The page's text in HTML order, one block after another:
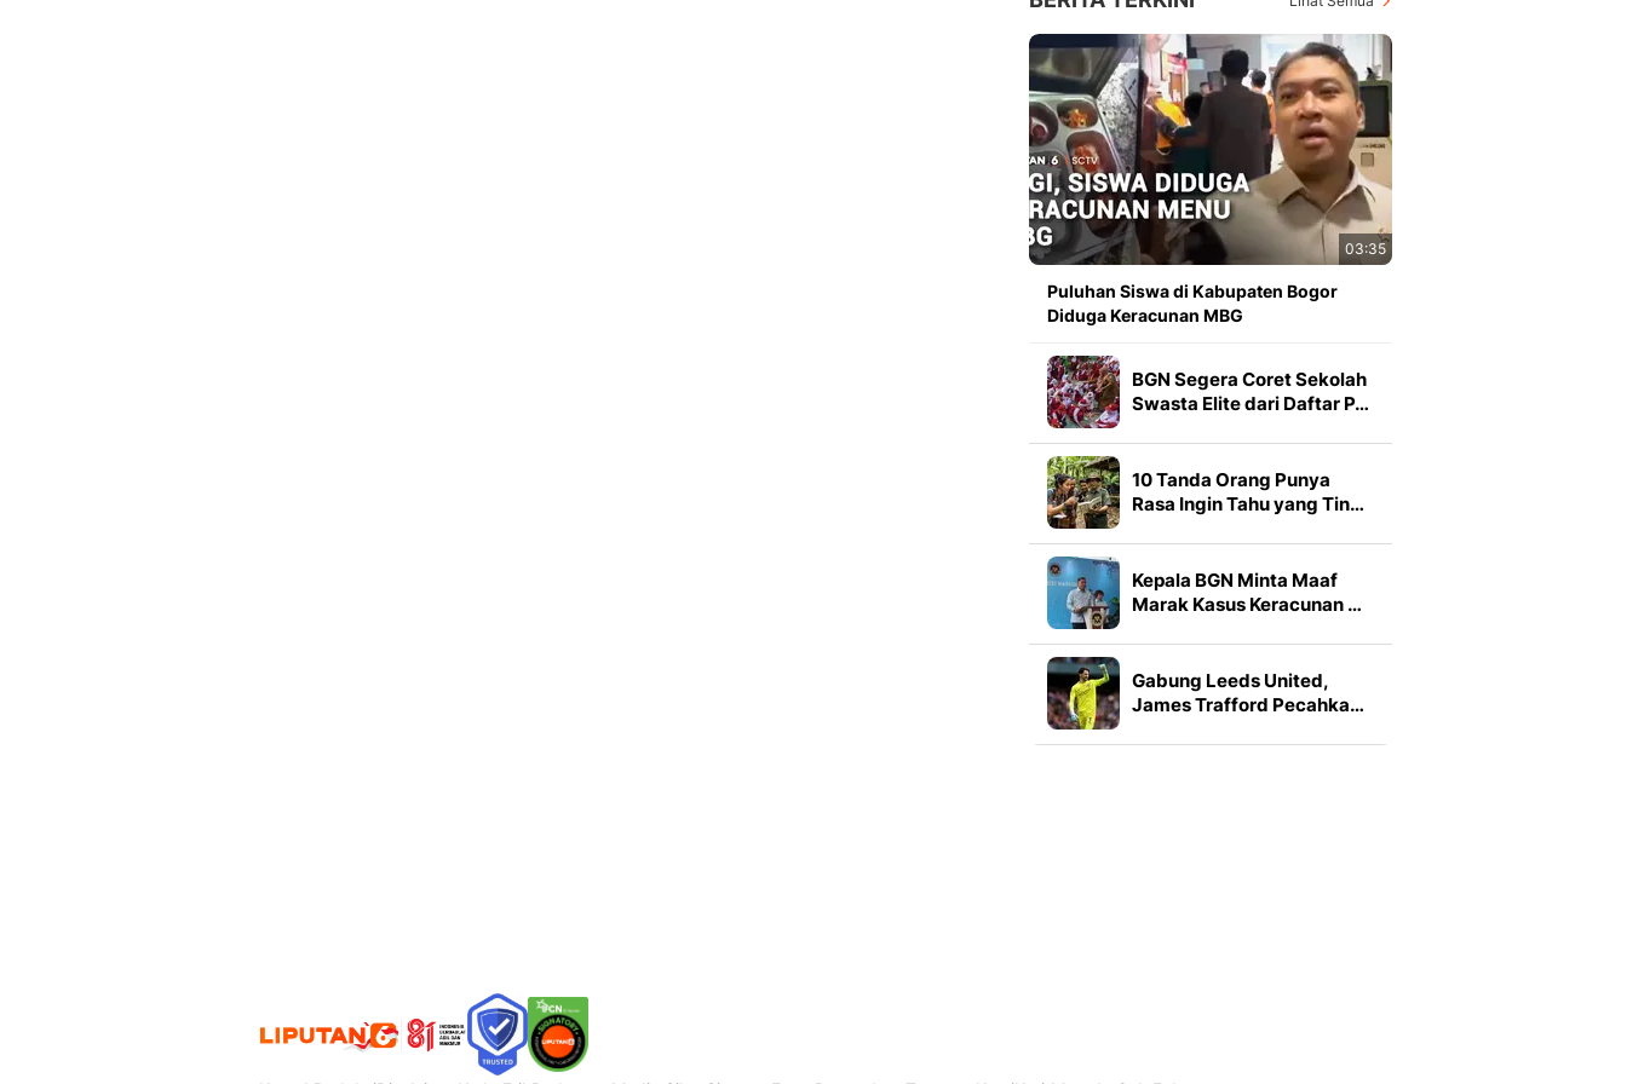
03:35
Puluhan Siswa di Kabupaten Bogor
Diduga Keracunan MBG
BGN Segera Coret Sekolah
Swasta Elite dari Daftar P…
10 Tanda Orang Punya
Rasa Ingin Tahu yang Tin…
Kepala BGN Minta Maaf
Marak Kasus Keracunan …
Gabung Leeds United,
James Trafford Pecahka…